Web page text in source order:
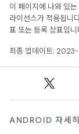
이 페이지에 나와 있
라이선스가 적용됩
표 또는 등록 상표입니
최종 업데이트:
ANDROID 자세